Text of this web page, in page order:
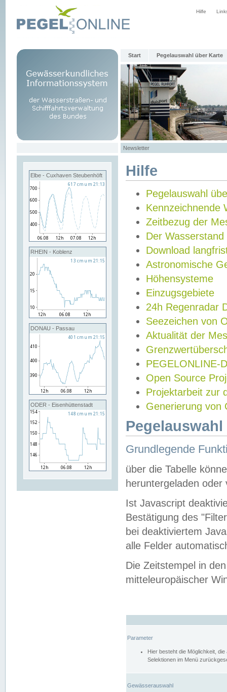
Hilfe
Start Pegelauswahl über Karte
Newsletter
Elbe - Cuxhaven Steubenhöft
RHEIN - Koblenz
DONAU - Passau
ODER - Eisenhüttenstadt
Hilfe
Pegelauswahl
Kennzeichnende
Zeitbezug der
Der Wasserstand
Download
Astronomische
Höhensysteme
Einzugsgebiete
24h Regenradar
Seezeichen von
Aktualität der
PEGELONLINE-
Open Source
Projektarbeit zur
Generierung von
Grundlegende
über die Tabelle
heruntergeladen oder
Ist Javascript
Bestätigung des
bei deaktiviertem
alle Felder
Die Zeitstempel in
mitteleuropäischer
Parameter
Hier besteht die Möglichkeit,
Selektionen im Menü
Gewässerauswahl